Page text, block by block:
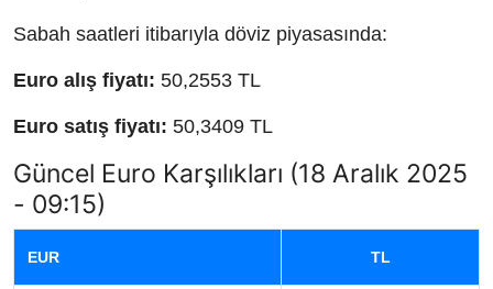
Sabah saatleri itibarıyla döviz piyasasında:
Euro alış fiyatı: 50,2553 TL
Euro satış fiyatı: 50,3409 TL
Güncel Euro Karşılıkları (18 Aralık 2025
- 09:15)
EUR TL